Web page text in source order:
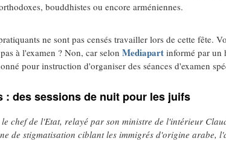
bouddhistes ou encore arméniennes.
ne sont pas censés travailler lors de cette fête.
à l'examen ? Non, car selon Mediapart informé par un
pour instruction d'organiser des séances d'examen
: des sessions de nuit pour les juifs
chef de l'Etat, relayé par son ministre de l'intérieur
de stigmatisation ciblant les immigrés d'origine arabe,